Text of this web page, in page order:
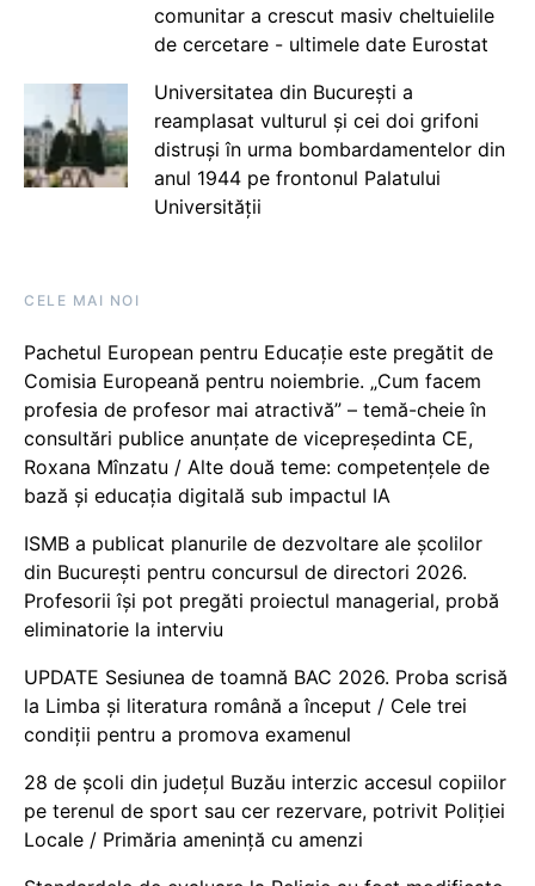
comunitar a crescut masiv cheltuielile
de cercetare - ultimele date Eurostat
Universitatea din București a
reamplasat vulturul și cei doi grifoni
distruși în urma bombardamentelor din
anul 1944 pe frontonul Palatului
Universității
CELE MAI NOI
Pachetul European pentru Educație este pregătit de
Comisia Europeană pentru noiembrie. „Cum facem
profesia de profesor mai atractivă” – temă-cheie în
consultări publice anunțate de vicepreședinta CE,
Roxana Mînzatu / Alte două teme: competențele de
bază și educația digitală sub impactul IA
ISMB a publicat planurile de dezvoltare ale școlilor
din București pentru concursul de directori 2026.
Profesorii își pot pregăti proiectul managerial, probă
eliminatorie la interviu
UPDATE Sesiunea de toamnă BAC 2026. Proba scrisă
la Limba și literatura română a început / Cele trei
condiții pentru a promova examenul
28 de școli din județul Buzău interzic accesul copiilor
pe terenul de sport sau cer rezervare, potrivit Poliției
Locale / Primăria amenință cu amenzi